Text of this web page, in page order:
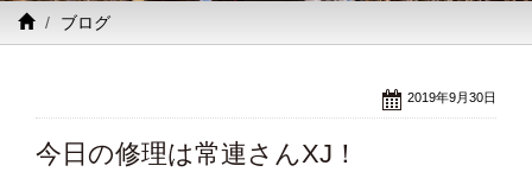
ブログ
2019年9月30日
今日の修理は常連さんXJ！